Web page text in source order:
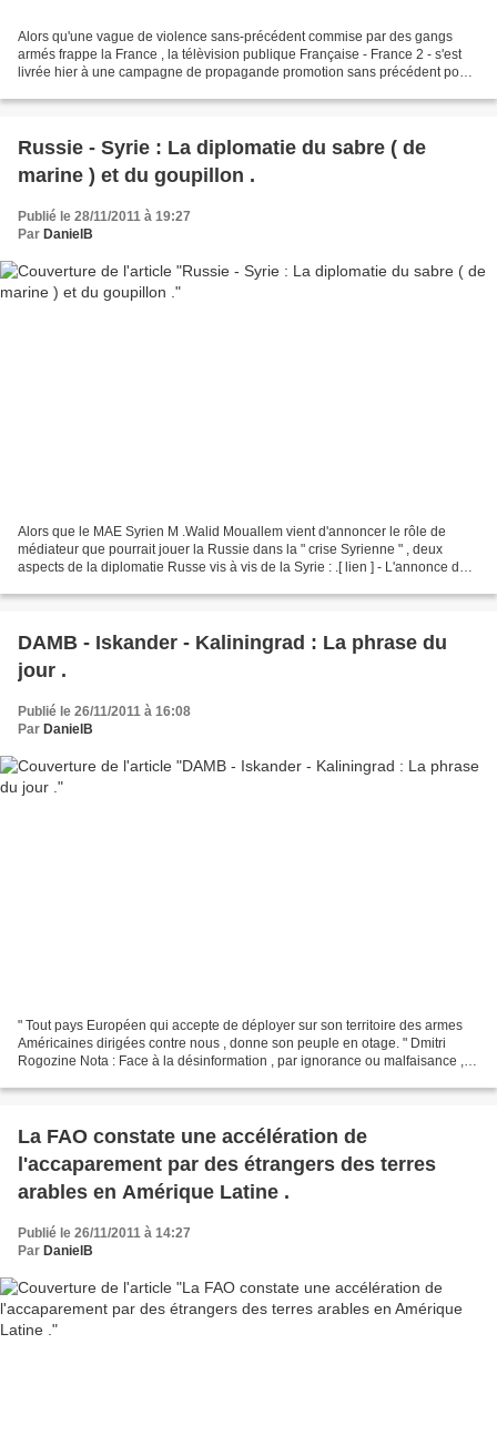
Alors qu'une vague de violence sans-précédent commise par des gangs
armés frappe la France , la télèvision publique Française - France 2 - s'est
livrée hier à une campagne de propagande promotion sans précédent pour
Russie - Syrie : La diplomatie du sabre ( de
marine ) et du goupillon .
Publié le 28/11/2011 à 19:27
Par DanielB
Alors que le MAE Syrien M .Walid Mouallem vient d'annoncer le rôle de
médiateur que pourrait jouer la Russie dans la " crise Syrienne " , deux
aspects de la diplomatie Russe vis à vis de la Syrie : .[ lien ] - L'annonce de
DAMB - Iskander - Kaliningrad : La phrase du
jour .
Publié le 26/11/2011 à 16:08
Par DanielB
" Tout pays Européen qui accepte de déployer sur son territoire des armes
Américaines dirigées contre nous , donne son peuple en otage. " Dmitri
Rogozine Nota : Face à la désinformation , par ignorance ou malfaisance ,[
La FAO constate une accélération de
l'accaparement par des étrangers des terres
arables en Amérique Latine .
Publié le 26/11/2011 à 14:27
Par DanielB